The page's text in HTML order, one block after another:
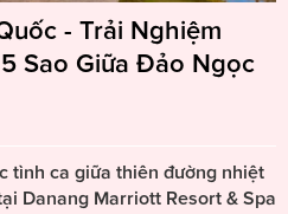
- Trải Nghiệm
Sao Giữa Đảo Ngọc
tình ca giữa thiên đường nhiệt
Danang Marriott Resort & Spa